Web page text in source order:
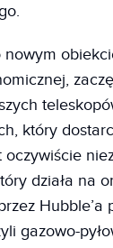
który
oczywiście
działa na
Hubble’a
gazowo-